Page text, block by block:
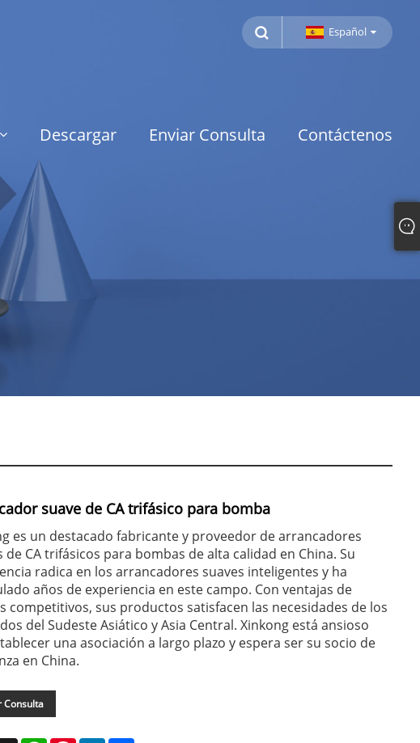
Español
Descargar Enviar Consulta Contáctenos
suave de CA trifásico para bomba
es un destacado fabricante y proveedor de arrancadores
de CA trifásicos para bombas de alta calidad en China. Su
radica en los arrancadores suaves inteligentes y ha
años de experiencia en este campo. Con ventajas de
competitivos, sus productos satisfacen las necesidades de los
del Sudeste Asiático y Asia Central. Xinkong está ansioso
una asociación a largo plazo y espera ser su socio de
en China.
Consulta